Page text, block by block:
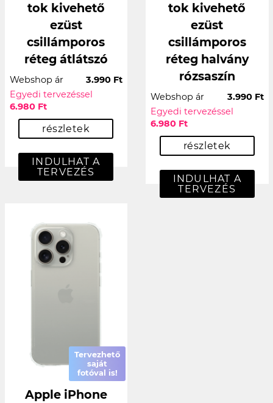
tok kivehető
ezüst
csillámporos
réteg átlátszó
Webshop ár
3.990 Ft
Egyedi tervezéssel
6.980 Ft
részletek
INDULHAT A
TERVEZÉS
tok kivehető
ezüst
csillámporos
réteg halvány
rózsaszín
Webshop ár
3.990 Ft
Egyedi tervezéssel
6.980 Ft
részletek
INDULHAT A
TERVEZÉS
Tervezhető
saját
fotóval is!
Apple iPhone